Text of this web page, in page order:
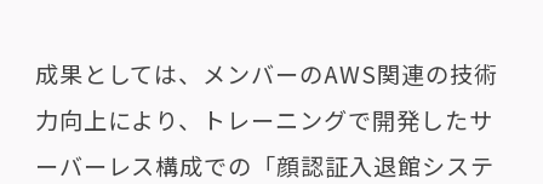
成果としては、メンバーのAWS関連の技術
力向上により、トレーニングで開発したサ
ーバーレス構成での「顔認証入退館システ